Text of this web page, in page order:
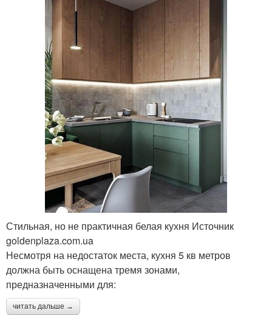
Стильная, но не практичная белая кухня Источник
goldenplaza.com.ua
Несмотря на недостаток места, кухня 5 кв метров
должна быть оснащена тремя зонами,
предназначенными для:
читать дальше →